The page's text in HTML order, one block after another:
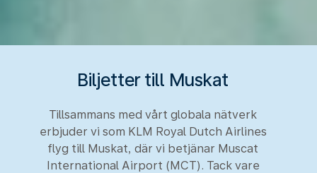
Biljetter till Muskat
Tillsammans med vårt globala nätverk
erbjuder vi som KLM Royal Dutch Airlines
flyg till Muskat, där vi betjänar Muscat
International Airport (MCT). Tack vare